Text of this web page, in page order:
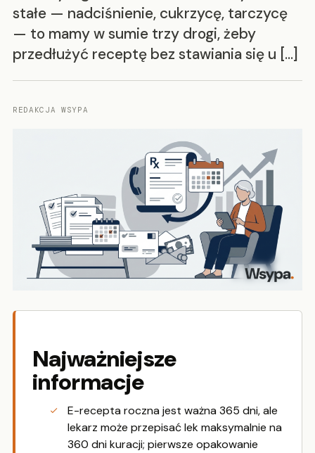
stałe — nadciśnienie, cukrzycę, tarczycę
— to mamy w sumie trzy drogi, żeby
przedłużyć receptę bez stawiania się u […]
REDAKCJA WSYPA
Najważniejsze
informacje
E-recepta roczna jest ważna 365 dni, ale
lekarz może przepisać lek maksymalnie na
360 dni kuracji; pierwsze opakowanie